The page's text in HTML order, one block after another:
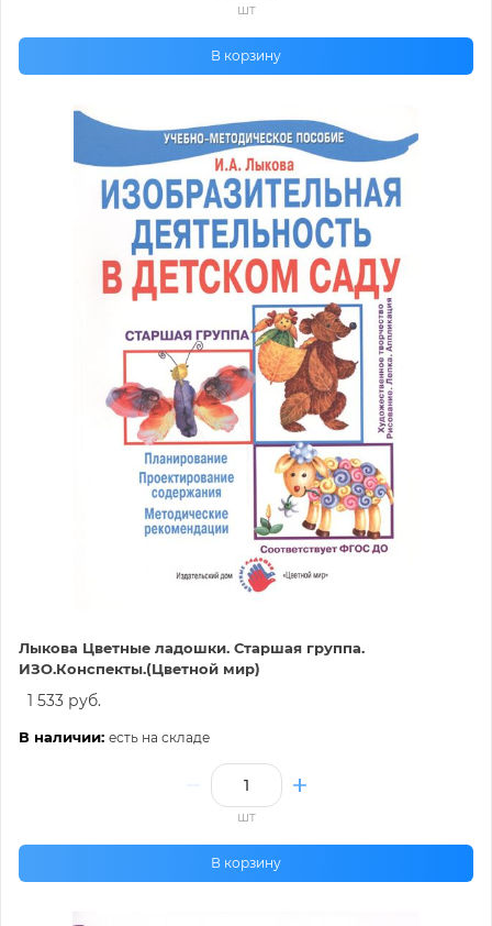
шт
В корзину
Лыкова Цветные ладошки. Старшая группа.
ИЗО.Конспекты.(Цветной мир)
1 533 руб.
В наличии: есть на складе
шт
В корзину